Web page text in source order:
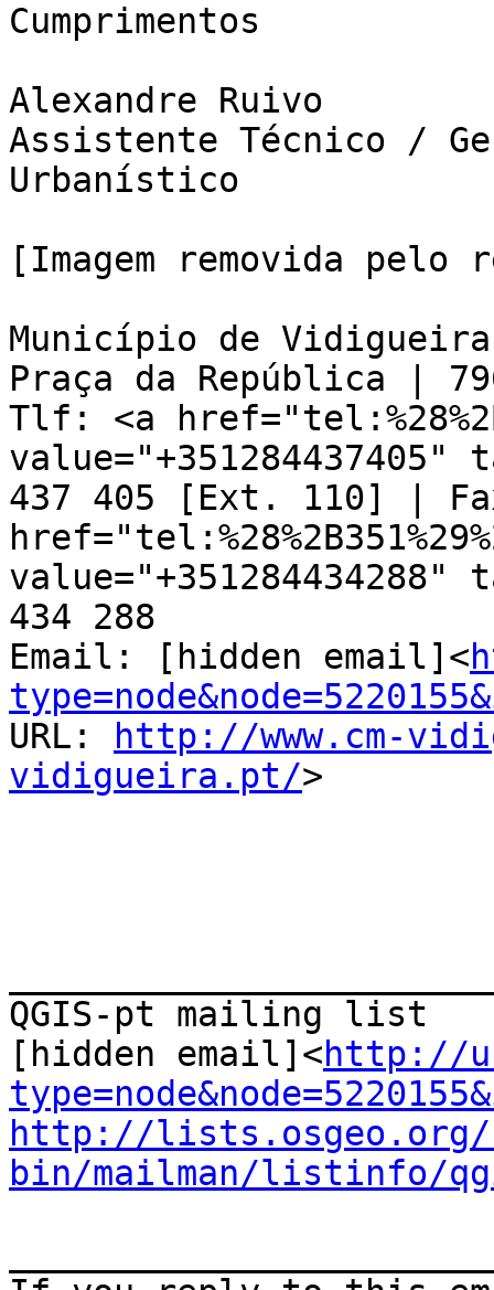
Cumprimentos
Alexandre Ruivo
Assistente Técnico /
Urbanístico
[Imagem removida pelo
Município de Vidigueira
Praça da República |
Tlf: <a
437 405 [Ext. 110] |
434 288
Email: [hidden email]<
URL:
http://www.cm-
vidigueira.pt/>
QGIS-pt mailing list
[hidden email]<http://
http://
bin/mailman/listinfo/